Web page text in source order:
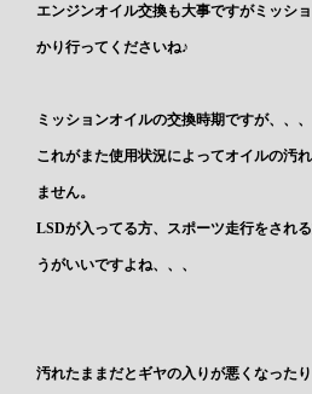
エンジンオイル交換も大事ですがミッシ
かり行ってくださいね♪
ミッションオイルの交換時期ですが、、、
これがまた使用状況によってオイルの汚
ません。
LSDが入ってる方、スポーツ走行をされ
うがいいですよね、、、
汚れたままだとギヤの入りが悪くなった